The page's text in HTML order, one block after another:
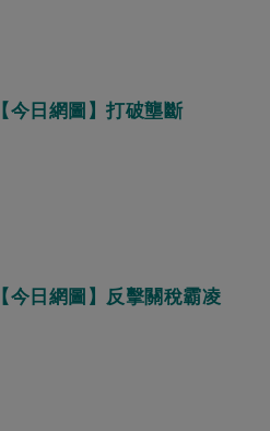
【今日網圖】打破壟斷
【今日網圖】反擊關稅霸凌